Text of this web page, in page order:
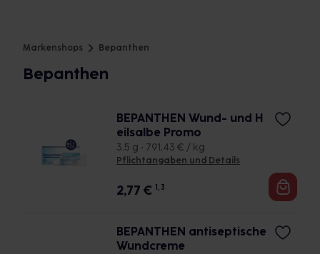
Markenshops Bepanthen
Bepanthen
BEPANTHEN Wund- und H
eilsalbe Promo
3.5 g • 791,43 € / kg
Pflichtangaben und Details
2,77€ 1, 3
BEPANTHEN antiseptische
Wundcreme